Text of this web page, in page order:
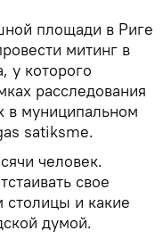
площади в Риге
митинг в
у которого
расследования
в муниципальном
satiksme.
человек.
свое
столицы и какие
думой.